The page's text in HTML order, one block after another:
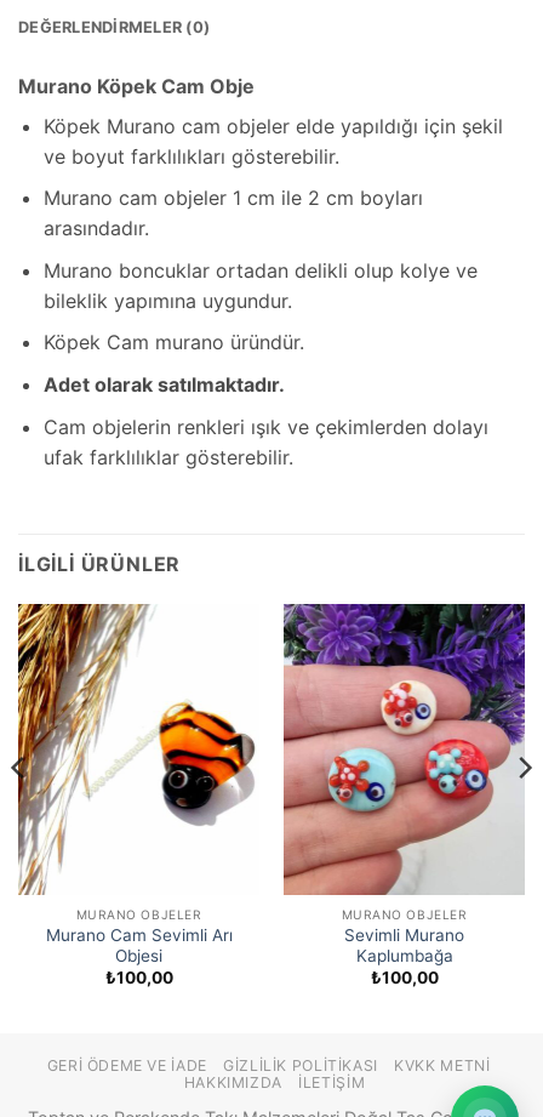
DEĞERLENDIRMELER (0)
Murano Köpek Cam Obje
Köpek Murano cam objeler elde yapıldığı için şekil
ve boyut farklılıkları gösterebilir.
Murano cam objeler 1 cm ile 2 cm boyları
arasındadır.
Murano boncuklar ortadan delikli olup kolye ve
bileklik yapımına uygundur.
Köpek Cam murano üründür.
Adet olarak satılmaktadır.
Cam objelerin renkleri ışık ve çekimlerden dolayı
ufak farklılıklar gösterebilir.
İLGILI ÜRÜNLER
MURANO OBJELER
Murano Cam Sevimli Arı
Objesi
₺100,00
MURANO OBJELER
Sevimli Murano
Kaplumbağa
₺100,00
GERI ÖDEME VE İADE GIZLILIK POLITIKASI
KVKK METNI
HAKKIMIZDA
İLETIŞIM